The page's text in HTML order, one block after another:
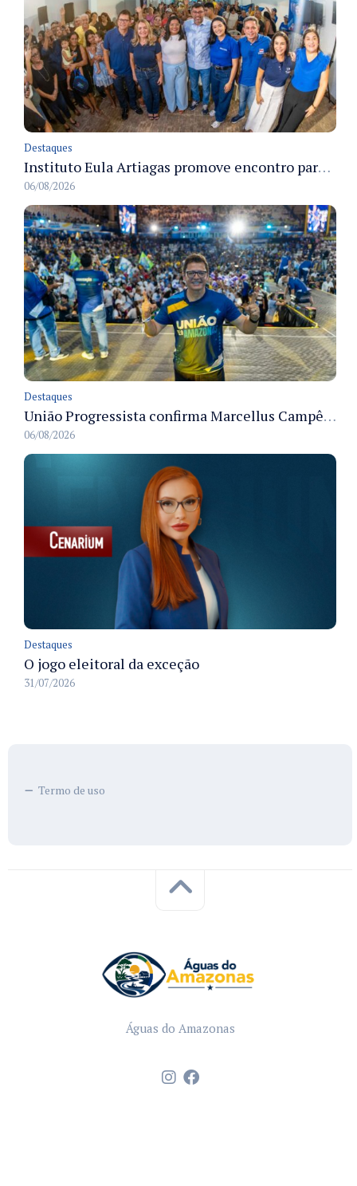
Destaques
Instituto Eula Artiagas promove encontro para discutir melhorias para o bairro Petrópolis
06/08/2026
Destaques
União Progressista confirma Marcellus Campêlo como candidato a deputado estadual
06/08/2026
Destaques
O jogo eleitoral da exceção
31/07/2026
Termo de uso
Águas do Amazonas